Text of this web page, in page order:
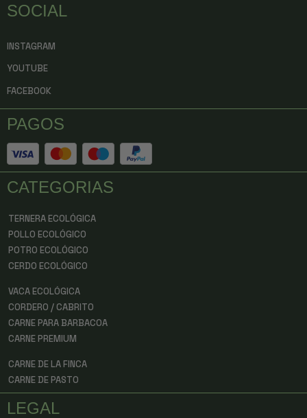
SOCIAL
INSTAGRAM
YOUTUBE
FACEBOOK
PAGOS
CATEGORIAS
TERNERA ECOLÓGICA
POLLO ECOLÓGICO
POTRO ECOLÓGICO
CERDO ECOLÓGICO
VACA ECOLÓGICA
CORDERO / CABRITO
CARNE PARA BARBACOA
CARNE PREMIUM
CARNE DE LA FINCA
CARNE DE PASTO
LEGAL